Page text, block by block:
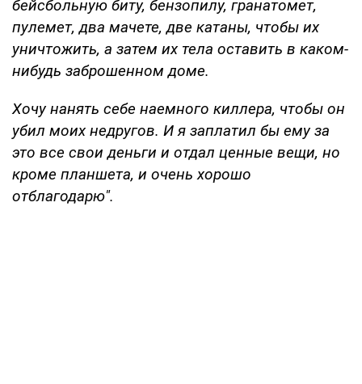
бейсбольную биту, бензопилу, гранатомет,
пулемет, два мачете, две катаны, чтобы их
уничтожить, а затем их тела оставить в каком-
нибудь заброшенном доме.
Хочу нанять себе наемного киллера, чтобы он
убил моих недругов. И я заплатил бы ему за
это все свои деньги и отдал ценные вещи, но
кроме планшета, и очень хорошо
отблагодарю".